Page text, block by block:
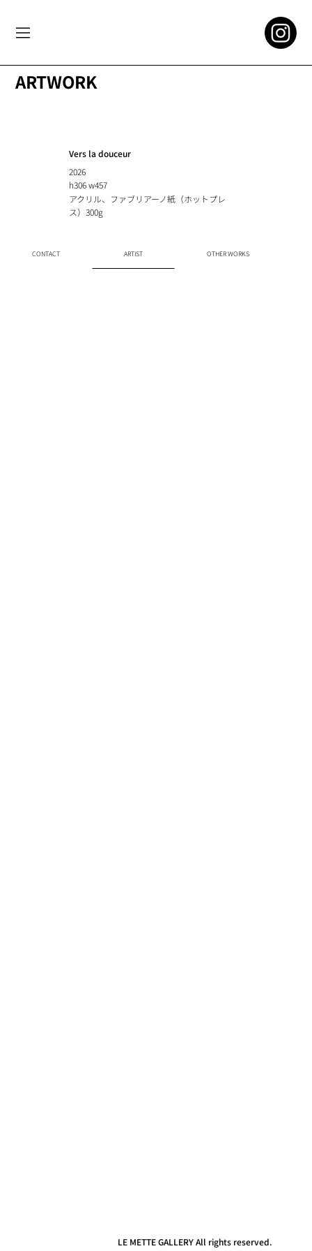
Vers la douceur
2026
h306 w457
アクリル、ファブリアーノ紙（ホットプレ
ス）300g
CONTACT ARTIST OTHER WORKS
ARTWORK
LE METTE GALLERY All rights reserved.